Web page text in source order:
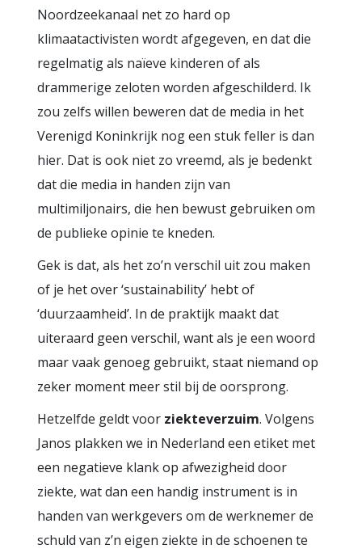
Noordzeekanaal net zo hard op
klimaatactivisten wordt afgegeven, en dat die
regelmatig als naïeve kinderen of als
drammerige zeloten worden afgeschilderd. Ik
zou zelfs willen beweren dat de media in het
Verenigd Koninkrijk nog een stuk feller is dan
hier. Dat is ook niet zo vreemd, als je bedenkt
dat die media in handen zijn van
multimiljonairs, die hen bewust gebruiken om
de publieke opinie te kneden.
Gek is dat, als het zo’n verschil uit zou maken
of je het over ‘sustainability’ hebt of
‘duurzaamheid’. In de praktijk maakt dat
uiteraard geen verschil, want als je een woord
maar vaak genoeg gebruikt, staat niemand op
zeker moment meer stil bij de oorsprong.
Hetzelfde geldt voor ziekteverzuim. Volgens
Janos plakken we in Nederland een etiket met
een negatieve klank op afwezigheid door
ziekte, wat dan een handig instrument is in
handen van werkgevers om de werknemer de
schuld van z’n eigen ziekte in de schoenen te